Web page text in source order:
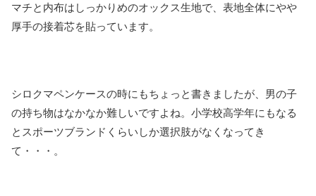
マチと内布はしっかりめのオックス生地で、表地全体にやや
厚手の接着芯を貼っています。
シロクマペンケースの時にもちょっと書きましたが、男の子
の持ち物はなかなか難しいですよね。小学校高学年にもなる
とスポーツブランドくらいしか選択肢がなくなってき
て・・・。